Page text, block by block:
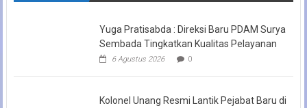
Yuga Pratisabda : Direksi Baru PDAM Surya
Sembada Tingkatkan Kualitas Pelayanan
6 Agustus 2026 0
Kolonel Unang Resmi Lantik Pejabat Baru di